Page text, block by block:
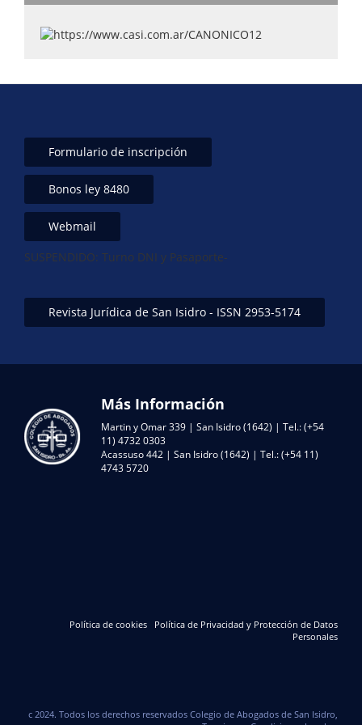
Formulario de inscripción
Bonos ley 8480
Webmail
SUSPENDIDO: Turno DNI y Pasaporte-
Revista Jurídica de San Isidro - ISSN 2953-5174
Más Información
Martin y Omar 339 | San Isidro (1642) | Tel.: (+54
11) 4732 0303
Acassuso 442 | San Isidro (1642) | Tel.: (+54 11)
4743 5720
Política de cookies
Política de Privacidad y Protección de Datos
Personales
c 2024. Todos los derechos reservados Colegio de Abogados de San Isidro,